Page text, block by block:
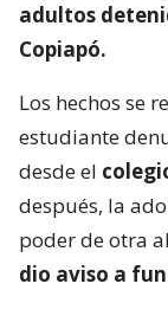
adultos
Copiapó.
Los hechos se
estudiante
desde el
después, la
poder de otra
dio aviso a